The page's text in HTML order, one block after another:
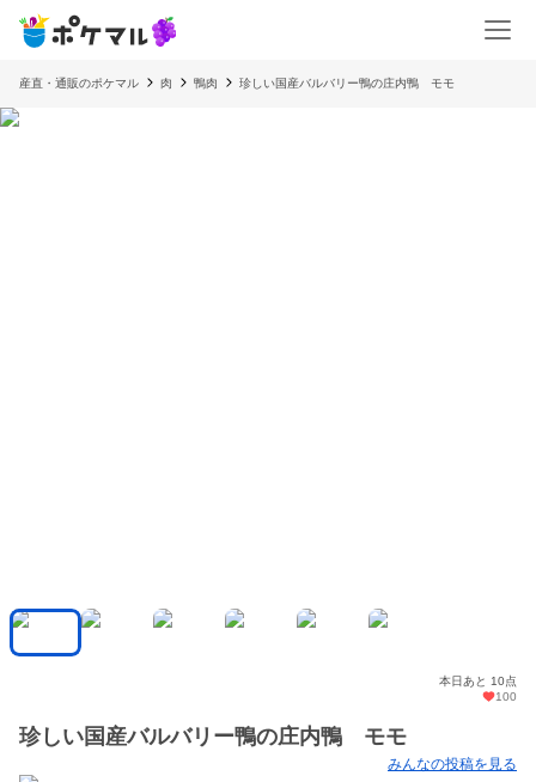
産直・通販のポケマル 肉 鴨肉 珍しい国産バルバリー鴨の庄内鴨 モモ
本日あと 10点
100
珍しい国産バルバリー鴨の庄内鴨 モモ
みんなの投稿を見る